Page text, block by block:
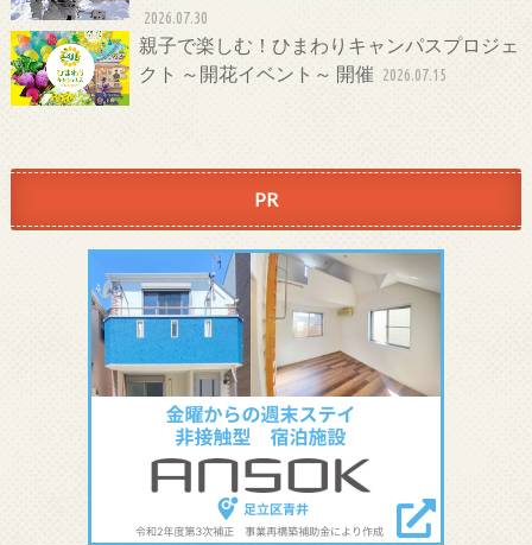
2026.07.30
親子で楽しむ！ひまわりキャンパスプロジェ
クト ～開花イベント～ 開催 2026.07.15
PR